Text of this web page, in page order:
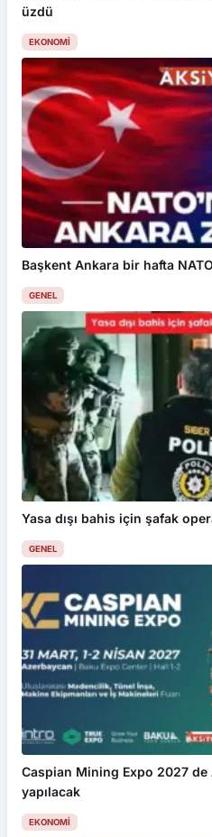
üzdü
EKONOMI
Başkent Ankara bir hafta
GENEL
Yasa dışı bahis için şafak
GENEL
Caspian Mining Expo 2027 de
yapılacak
EKONOMI